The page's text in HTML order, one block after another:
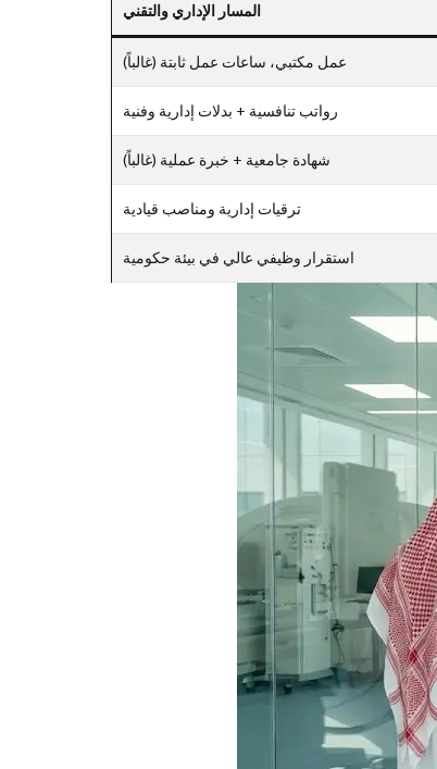
المسار الإداري والتقني
عمل مكتبي، ساعات عمل ثابتة (غالباً)
رواتب تنافسية + بدلات إدارية وفنية
شهادة جامعية + خبرة عملية (غالباً)
ترقيات إدارية ومناصب قيادية
استقرار وظيفي عالي في بيئة حكومية